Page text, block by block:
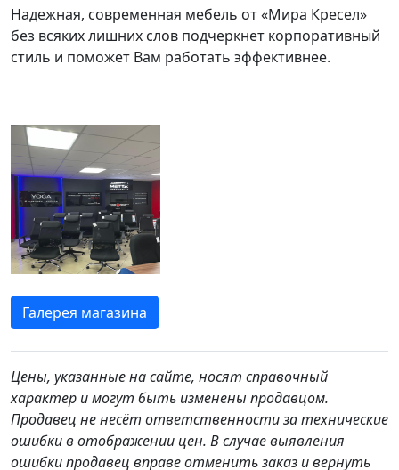
Надежная, современная мебель от «Мира Кресел»
без всяких лишних слов подчеркнет корпоративный
стиль и поможет Вам работать эффективнее.
Галерея магазина
Цены, указанные на сайте, носят справочный
характер и могут быть изменены продавцом.
Продавец не несёт ответственности за технические
ошибки в отображении цен. В случае выявления
ошибки продавец вправе отменить заказ и вернуть